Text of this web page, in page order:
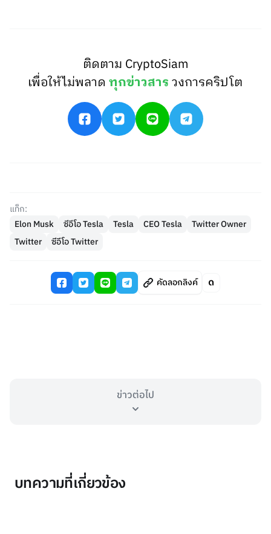
ติดตาม CryptoSiam
เพื่อให้ไม่พลาดทุกข่าวสารวงการคริปโต
แท็ก:
Elon Musk
ซีอีโอ Tesla Tesla CEO Tesla
Twitter Owner
Twitter
ซีอีโอ Twitter
คัดลอกลิงค์
ข่าวต่อไป
บทความที่เกี่ยวข้อง